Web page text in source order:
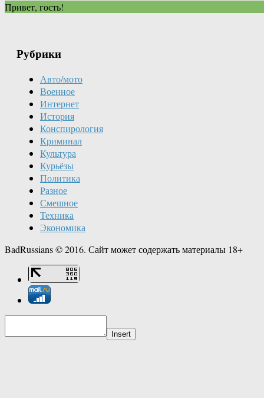
Привет, гость!
Рубрики
Авто/мото
Военное
Интернет
История
Конспирология
Криминал
Культура
Курьёзы
Политика
Разное
Смешное
Техника
Экономика
BadRussians © 2016. Сайт может содержать материалы 18+
Insert